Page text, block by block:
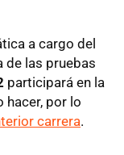
a cargo del
de las pruebas
participará en la
por lo
carrera.